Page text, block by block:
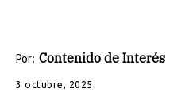
Por: Contenido de Interés
3 octubre, 2025